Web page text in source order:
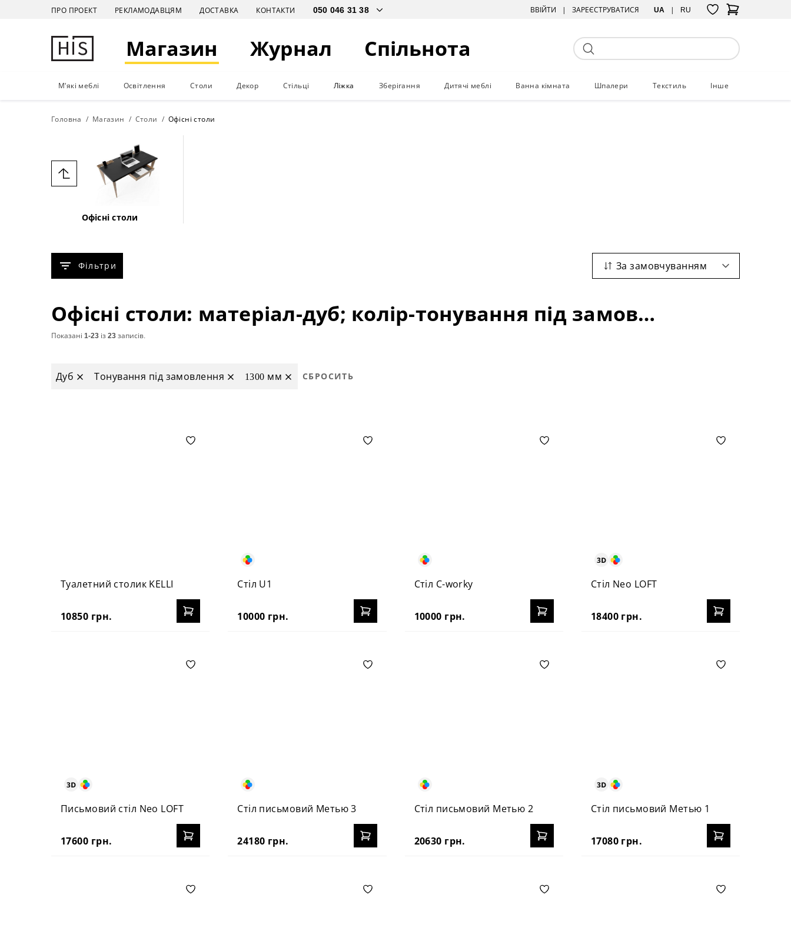
ПРО ПРОЕКТ РЕКЛАМОДАВЦЯМ ДОСТАВКА КОНТАКТИ ВВІЙТИ ЗАРЕЄСТРУВАТИСЯ UA RU
Магазин Журнал Спільнота
М'які меблі Освітлення Столи Декор Стільці Ліжка Зберігання Дитячі меблі Ванна кімната Шпалери Текстиль Інше
Головна Магазин Столи Офісні столи
Офісні столи
Фільтри За замовчуванням
Офісні столи: матеріал-дуб; колір-тонування під замовлення; довжина стільниці-1300 мм;
Показані 1-23 із23записів.
Дуб Тонування під замовлення 1300 мм СБРОСИТЬ
Туалетний столик KELLI
10850 грн.
Стіл U1
10000 грн.
Стіл C-worky
10000 грн.
Стіл Neo LOFT
18400 грн.
Письмовий стіл Neo LOFT
17600 грн.
Стіл письмовий Метью 3
24180 грн.
Стіл письмовий Метью 2
20630 грн.
Стіл письмовий Метью 1
17080 грн.